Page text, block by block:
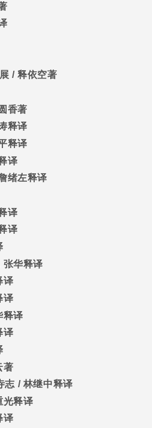
/释依空著
圆香著
释译
释译
译
绪左释译
译
译
张华释译
译
译
释译
译
著
志 / 林继中释译
光释译
译